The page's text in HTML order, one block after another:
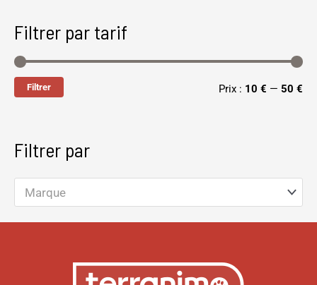
Filtrer par tarif
Filtrer Prix : 10 € — 50 €
Filtrer par
Marque